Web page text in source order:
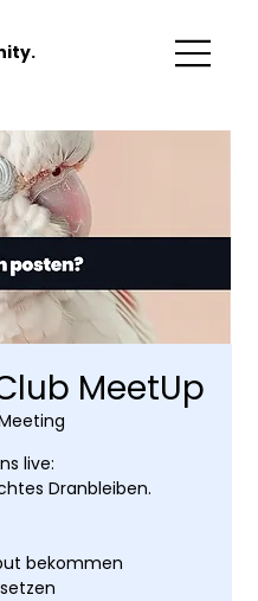
MeetUp
live:
Dranbleiben.
bekommen